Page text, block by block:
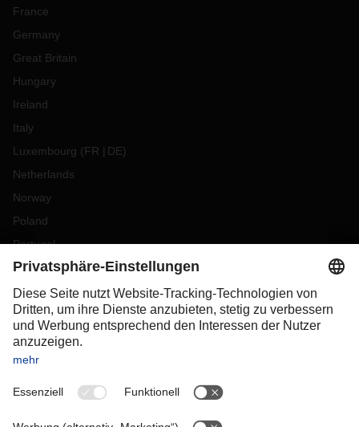
France
Germany
Great Britain
Hungary
Ireland
Italy
Luxembourg (FR DE)
Netherlands
Norway
Poland
Portugal
Romania
Slovakia
Spain
Sweden
Switzerland
OCEANIA